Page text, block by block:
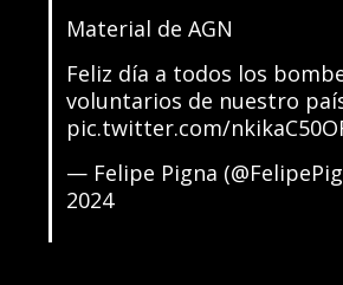
Material de AGN
Feliz día a todos los
voluntarios de nuestro
pic.twitter.com/
— Felipe Pigna
2024